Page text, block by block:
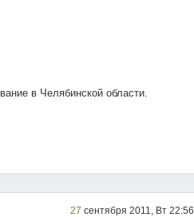
в Челябинской области.
27 cентября 2011, Вт 22:56